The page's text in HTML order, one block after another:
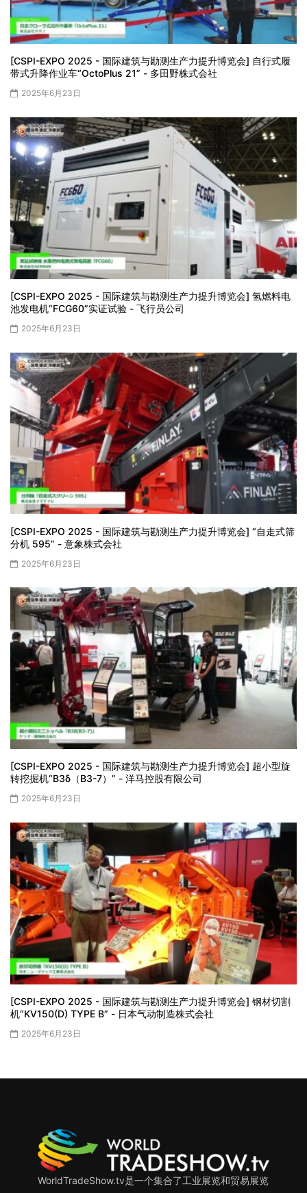
[CSPI-EXPO 2025 - 国际建筑与勘测生产力提升博览会] 自行式履
带式升降作业车“OctoPlus 21” - 多田野株式会社
2025年6月23日
[CSPI-EXPO 2025 - 国际建筑与勘测生产力提升博览会] 氢燃料电
池发电机“FCG60”实证试验 - 飞行员公司
2025年6月23日
[CSPI-EXPO 2025 - 国际建筑与勘测生产力提升博览会] “自走式筛
分机 595” - 意象株式会社
2025年6月23日
[CSPI-EXPO 2025 - 国际建筑与勘测生产力提升博览会] 超小型旋
转挖掘机“B3δ（B3-7）” - 洋马控股有限公司
2025年6月23日
[CSPI-EXPO 2025 - 国际建筑与勘测生产力提升博览会] 钢材切割
机“KV150(D) TYPE B” - 日本气动制造株式会社
2025年6月23日
WorldTradeShow.tv是一个集合了工业展览和贸易展览